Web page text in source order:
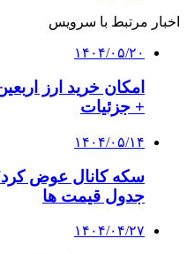
اخبار مرتبط با سرویس
۱۴۰۴/۰۵/۲۰
+ جزئیات
۱۴۰۴/۰۵/۱۴
جدول قیمت ها
۱۴۰۴/۰۴/۲۷